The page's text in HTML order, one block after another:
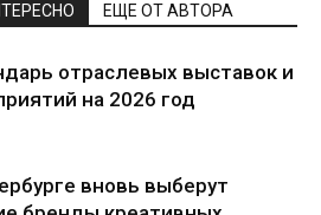
ЕЩЕ ОТ АВТОРА
отраслевых выставок и
на 2026 год
вновь выберут